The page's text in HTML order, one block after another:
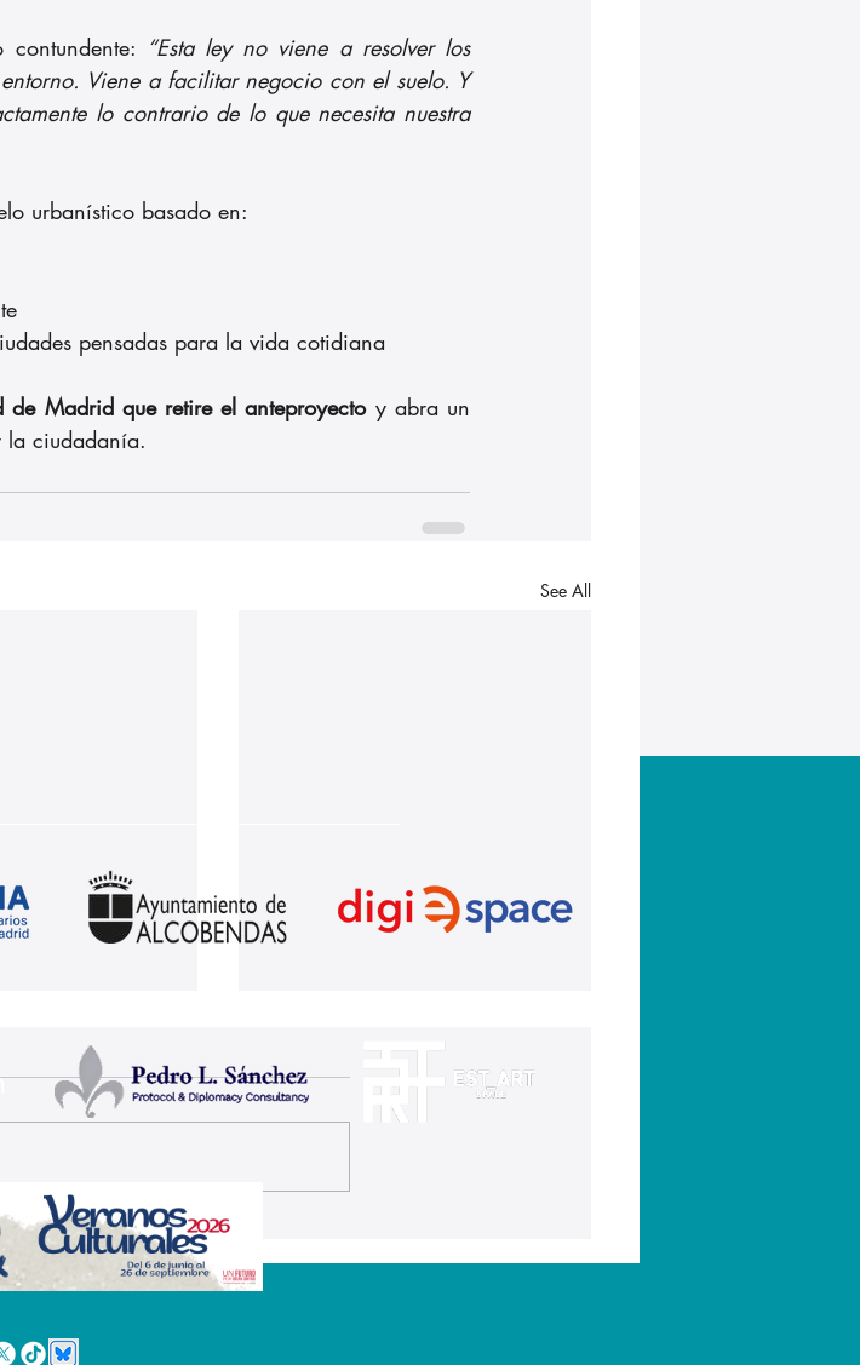
“Esta ley no viene a resolver los
Viene a facilitar negocio con el suelo. Y
lo contrario de lo que necesita nuestra
urbanístico basado en:
pensadas para la vida cotidiana
Madrid que retire el anteproyecto y abra un
la ciudadanía.
See All
de
llega a San
los Reyes